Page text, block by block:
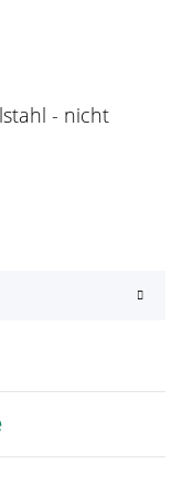
- nicht